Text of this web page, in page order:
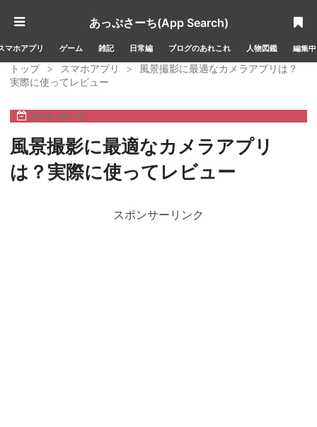
あっぷさーち(App Search)
マホアプリ ゲーム 雑記 日常編 ブログのあれこれ 人物図鑑 編集中
トップ > スマホアプリ >
風景撮影に最適なカメラアプリは？
実際に使ってレビュー
2018-05-13
風景撮影に最適なカメラアプリ
は？実際に使ってレビュー
スポンサーリンク